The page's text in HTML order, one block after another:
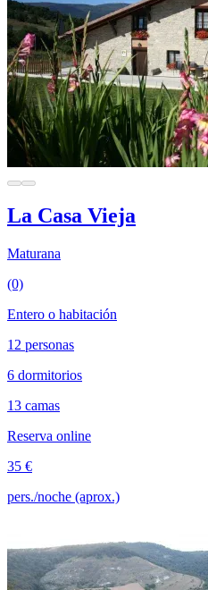
La Casa Vieja
Maturana
(0)
Entero o habitación
12 personas
6 dormitorios
13 camas
Reserva online
35 €
pers./noche (aprox.)